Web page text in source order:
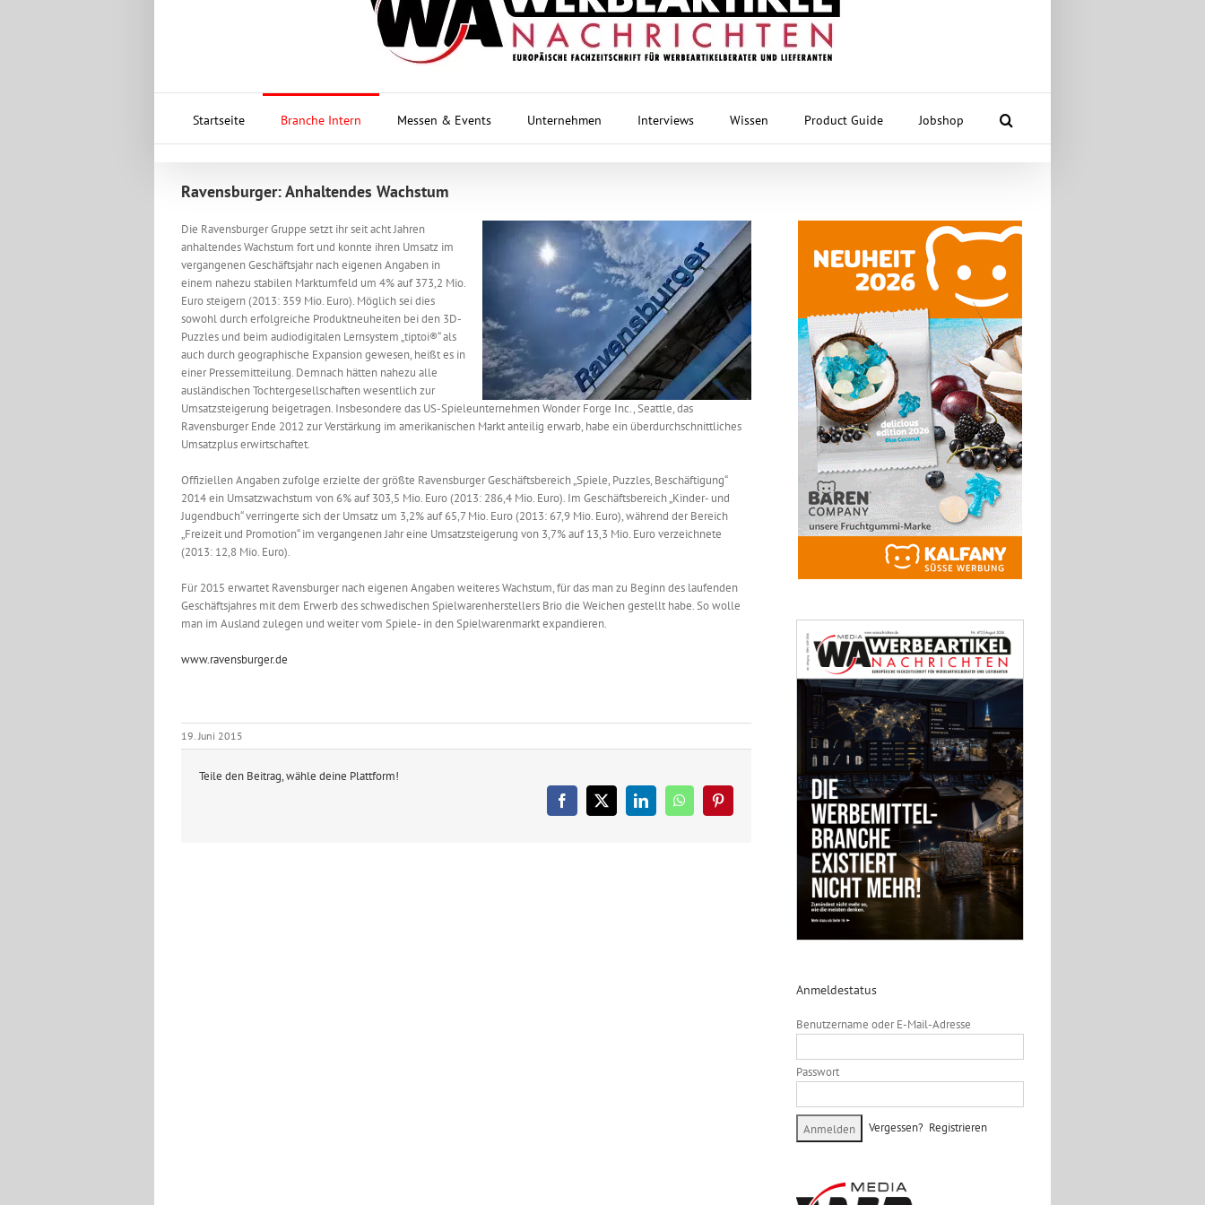
Startseite Branche Intern Messen & Events Unternehmen Interviews Wissen Product Guide Jobshop
Ravensburger: Anhaltendes Wachstum
Die Ravensburger Gruppe setzt ihr seit acht Jahren
anhaltendes Wachstum fort und konnte ihren Umsatz im
vergangenen Geschäftsjahr nach eigenen Angaben in
einem nahezu stabilen Marktumfeld um 4% auf 373,2 Mio.
Euro steigern (2013: 359 Mio. Euro). Möglich sei dies
sowohl durch erfolgreiche Produktneuheiten bei den 3D-
Puzzles und beim audiodigitalen Lernsystem „tiptoi®“ als
auch durch geographische Expansion gewesen, heißt es in
einer Pressemitteilung. Demnach hätten nahezu alle
ausländischen Tochtergesellschaften wesentlich zur
Umsatzsteigerung beigetragen. Insbesondere das US-Spieleunternehmen Wonder Forge Inc., Seattle, das
Ravensburger Ende 2012 zur Verstärkung im amerikanischen Markt anteilig erwarb, habe ein überdurchschnittliches
Umsatzplus erwirtschaftet.
Offiziellen Angaben zufolge erzielte der größte Ravensburger Geschäftsbereich „Spiele, Puzzles, Beschäftigung“
2014 ein Umsatzwachstum von 6% auf 303,5 Mio. Euro (2013: 286,4 Mio. Euro). Im Geschäftsbereich „Kinder- und
Jugendbuch“ verringerte sich der Umsatz um 3,2% auf 65,7 Mio. Euro (2013: 67,9 Mio. Euro), während der Bereich
„Freizeit und Promotion“ im vergangenen Jahr eine Umsatzsteigerung von 3,7% auf 13,3 Mio. Euro verzeichnete
(2013: 12,8 Mio. Euro).
Für 2015 erwartet Ravensburger nach eigenen Angaben weiteres Wachstum, für das man zu Beginn des laufenden
Geschäftsjahres mit dem Erwerb des schwedischen Spielwarenherstellers Brio die Weichen gestellt habe. So wolle
man im Ausland zulegen und weiter vom Spiele- in den Spielwarenmarkt expandieren.
www.ravensburger.de
19. Juni 2015
Teile den Beitrag, wähle deine Plattform!
Facebook
X LinkedInWhatsAppPinterest
Anmeldestatus
Benutzername oder E-Mail-Adresse
Passwort
Vergessen? Registrieren